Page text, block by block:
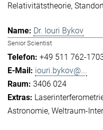
Relativitätstheorie
Dr. Iouri Bykov
Senior Scientist
+49 511 762-
iouri.bykov@...
3406 024
Astronomie Weltraum-